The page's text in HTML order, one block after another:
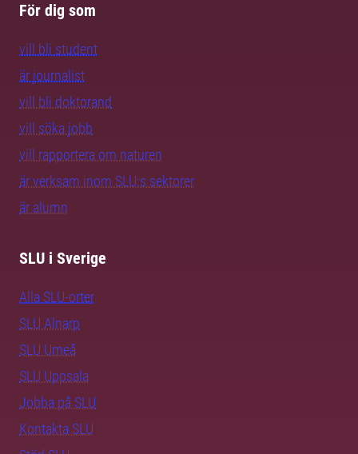
För dig som
vill bli student
är journalist
vill bli doktorand
vill söka jobb
vill rapportera om naturen
är verksam inom SLU:s sektorer
är alumn
SLU i Sverige
Alla SLU-orter
SLU Alnarp
SLU Umeå
SLU Uppsala
Jobba på SLU
Kontakta SLU